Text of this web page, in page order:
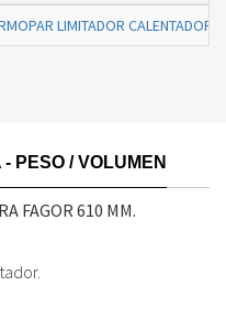
LIMITADOR CALENTADOR
PESO / VOLUMEN
FAGOR 610 MM.